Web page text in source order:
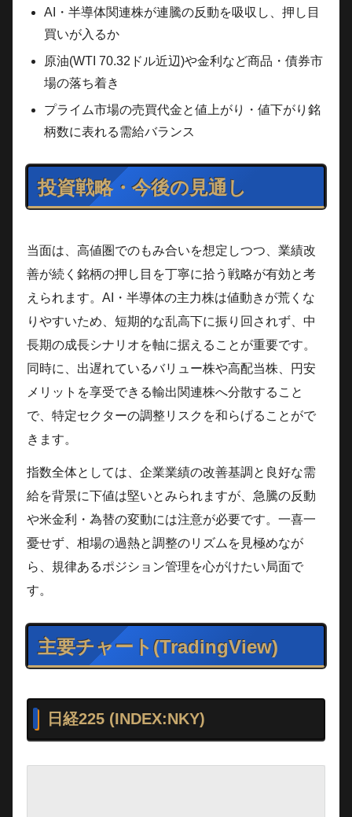
AI・半導体関連株が連騰の反動を吸収し、押し目
買いが入るか
原油(WTI 70.32ドル近辺)や金利など商品・債券市
場の落ち着き
プライム市場の売買代金と値上がり・値下がり銘
柄数に表れる需給バランス
投資戦略・今後の見通し
当面は、高値圏でのもみ合いを想定しつつ、業績改
善が続く銘柄の押し目を丁寧に拾う戦略が有効と考
えられます。AI・半導体の主力株は値動きが荒くな
りやすいため、短期的な乱高下に振り回されず、中
長期の成長シナリオを軸に据えることが重要です。
同時に、出遅れているバリュー株や高配当株、円安
メリットを享受できる輸出関連株へ分散すること
で、特定セクターの調整リスクを和らげることがで
きます。
指数全体としては、企業業績の改善基調と良好な需
給を背景に下値は堅いとみられますが、急騰の反動
や米金利・為替の変動には注意が必要です。一喜一
憂せず、相場の過熱と調整のリズムを見極めなが
ら、規律あるポジション管理を心がけたい局面で
す。
主要チャート(TradingView)
日経225 (INDEX:NKY)